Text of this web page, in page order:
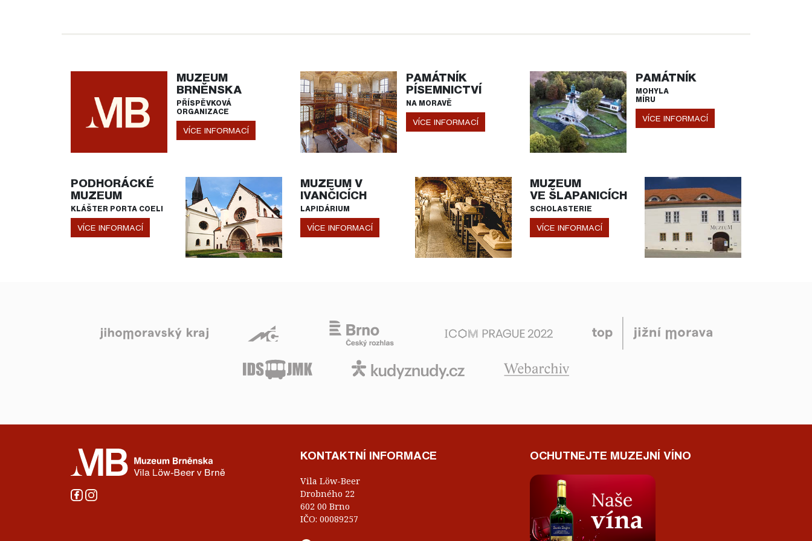
MUZEUM
BRNĚNSKA
PŘÍSPĚVKOVÁ
ORGANIZACE
VÍCE INFORMACÍ
PAMÁTNÍK
PÍSEMNICTVÍ
NA MORAVĚ
VÍCE INFORMACÍ
PAMÁTNÍK
MOHYLA
MÍRU
VÍCE INFORMACÍ
PODHORÁCKÉ
MUZEUM
KLÁŠTER PORTA COELI
VÍCE INFORMACÍ
MUZEUM V
IVANČICÍCH
LAPIDÁRIUM
VÍCE INFORMACÍ
MUZEUM
VE ŠLAPANICÍCH
SCHOLASTERIE
VÍCE INFORMACÍ
KONTAKTNÍ INFORMACE
Vila Löw-Beer
Drobného 22
602 00 Brno
IČO: 00089257
OCHUTNEJTE MUZEJNÍ VÍNO